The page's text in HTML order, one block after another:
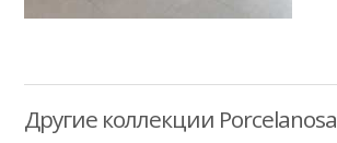
Другие коллекции Porcelanosa